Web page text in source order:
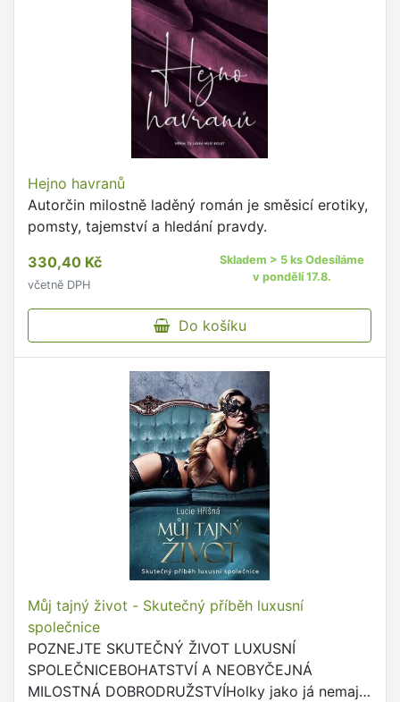
Hejno havranů
Autorčin milostně laděný román je směsicí erotiky,
pomsty, tajemství a hledání pravdy.
330,40 Kč
včetně DPH
Skladem > 5 ks Odesíláme
v pondělí 17.8.
Do košíku
Můj tajný život - Skutečný příběh luxusní
společnice
POZNEJTE SKUTEČNÝ ŽIVOT LUXUSNÍ
SPOLEČNICEBOHATSTVÍ A NEOBYČEJNÁ
MILOSTNÁ DOBRODRUŽSTVÍHolky jako já nemají